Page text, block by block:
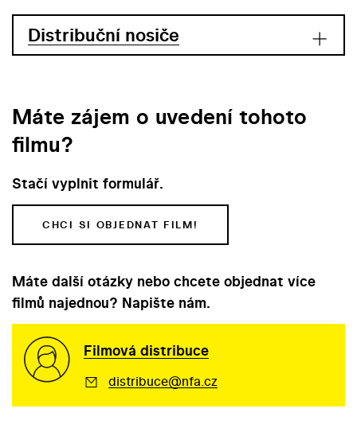
Distribuční nosiče
Máte zájem o uvedení tohoto
filmu?
Stačí vyplnit formulář.
CHCI SI OBJEDNAT FILM!
Máte další otázky nebo chcete objednat více
filmů najednou? Napište nám.
Filmová distribuce
distribuce@nfa.cz